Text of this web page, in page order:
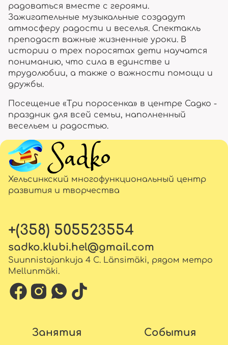
радоваться вместе с героями.
Зажигательные музыкальные создадут
атмосферу радости и веселья. Спектакль
преподаст важные жизненные уроки. В
истории о трех поросятах дети научатся
пониманию, что сила в единстве и
трудолюбии, а также о важности помощи и
дружбы.
Посещение «Три поросенка» в центре Садко -
праздник для всей семьи, наполненный
весельем и радостью.
Хельсинкский многофункциональный центр
развития и творчества
+(358) 505523554
sadko.klubi.hel@gmail.com
Suunnistajankuja 4 C. Länsimäki, рядом метро
Mellunmäki.
Занятия События